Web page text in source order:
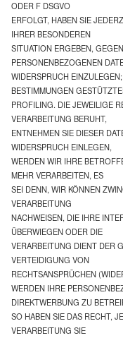
ODER F DSGVO
ERFOLGT, HABEN SIE
IHRER BESONDEREN
SITUATION ERGEBEN,
PERSONENBEZOGENEN
WIDERSPRUCH
BESTIMMUNGEN
PROFILING. DIE JEWEILIGE
VERARBEITUNG BERUHT,
ENTNEHMEN SIE DIESER
WIDERSPRUCH EINLEGEN,
WERDEN WIR IHRE
MEHR VERARBEITEN, ES
SEI DENN, WIR KÖNNEN
VERARBEITUNG
NACHWEISEN, DIE IHRE
ÜBERWIEGEN ODER DIE
VERARBEITUNG DIENT DER
VERTEIDIGUNG VON
RECHTSANSPRÜCHEN
WERDEN IHRE
DIREKTWERBUNG ZU
SO HABEN SIE DAS RECHT,
VERARBEITUNG SIE